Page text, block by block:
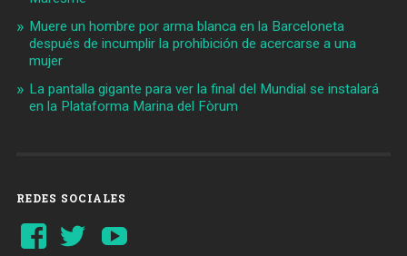
Muere un hombre por arma blanca en la Barceloneta
después de incumplir la prohibición de acercarse a una
mujer
La pantalla gigante para ver la final del Mundial se instalará
en la Plataforma Marina del Fòrum
REDES SOCIALES
Ver
perfil
Ver
perfil